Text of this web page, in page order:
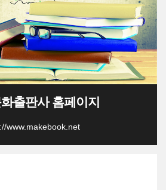
출판사 홈페이지
www.makebook.net